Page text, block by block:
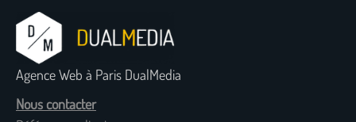
Agence Web à Paris DualMedia
Nous contacter